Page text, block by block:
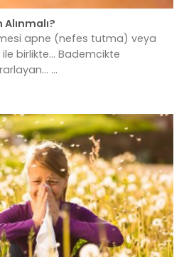
apne (nefes tutma) veya
birlikte... Bademcikte
...